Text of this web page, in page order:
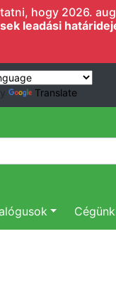
hogy 2026.
leadási
Translate